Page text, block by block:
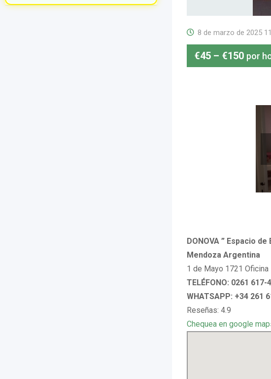
8 de marzo de 2025
€45 – €150 por
DONOVA ” Espacio
Mendoza Argentina
1 de Mayo 1721
TELÉFONO: 0261 617-
WHATSAPP: +34 261
Reseñas: 4.9
Chequea en google